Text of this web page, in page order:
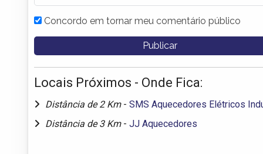
Concordo em tornar meu comentário público
Locais Próximos - Onde Fica:
Distância de 2 Km - SMS Aquecedores Elétricos
Distância de 3 Km - JJ Aquecedores